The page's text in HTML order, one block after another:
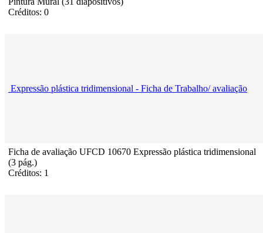
Créditos: 0
Expressão plástica tridimensional - Ficha de Trabalho/ avaliação
Ficha de avaliação UFCD 10670 Expressão plástica tridimensional
(3 pág.)
Créditos: 1